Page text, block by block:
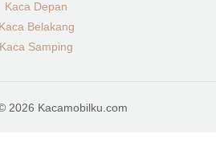
Kaca Depan
Kaca Belakang
Kaca Samping
2026 Kacamobilku.com